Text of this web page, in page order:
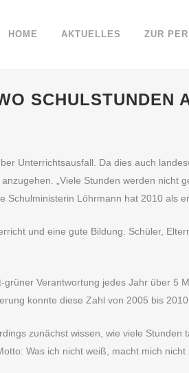
HOME AKTUELLES ZUR
SCHULSTUNDEN
Unterrichtsausfall. Da dies auch
„Viele Stunden werden nicht
Löhrmann hat 2010 als
und eine gute Bildung. Schüler,
Verantwortung jedes Jahr über 5
konnte diese Zahl von 2005 bis
zunächst wissen, wie viele
Was ich nicht weiß, macht mich